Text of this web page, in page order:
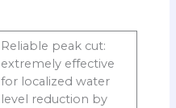
Reliable peak cut:
extremely effective
for localized water
level reduction by